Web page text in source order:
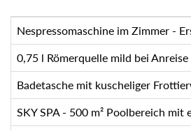
Nespressomaschine im Zimmer -
0,75 l Römerquelle mild bei
Badetasche mit kuscheliger
SKY SPA - 500 m² Poolbereich